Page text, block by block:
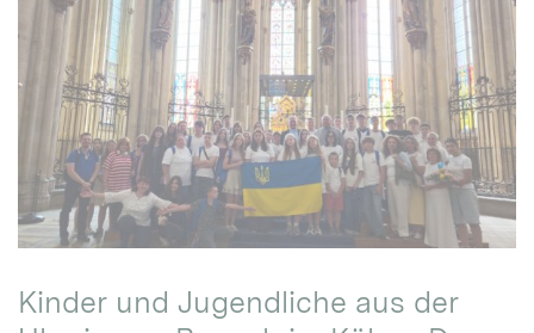
Kinder und Jugendliche aus der